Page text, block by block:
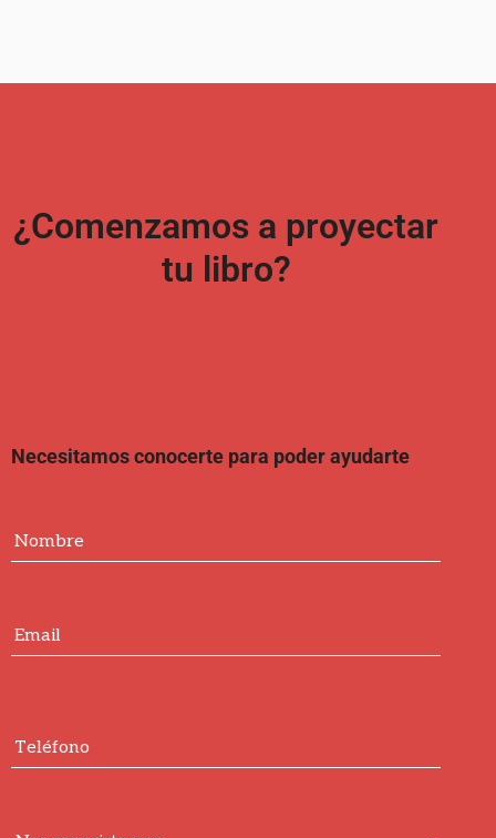
¿Comenzamos a proyectar
tu libro?
Necesitamos conocerte para poder ayudarte